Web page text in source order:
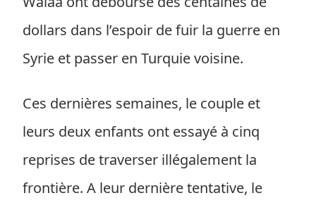
dollars dans l’espoir de fuir la guerre en
Syrie et passer en Turquie voisine.
Ces dernières semaines, le couple et
leurs deux enfants ont essayé à cinq
reprises de traverser illégalement la
frontière. A leur dernière tentative, le